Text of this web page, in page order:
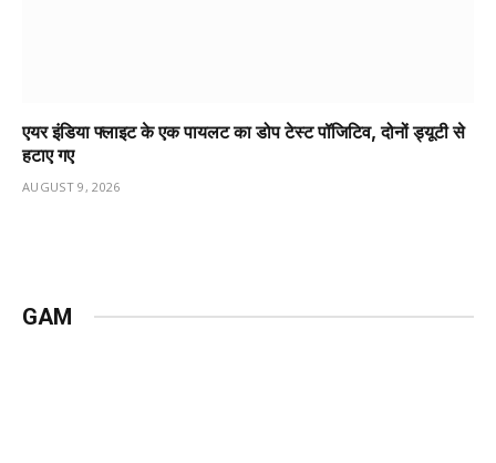
एयर इंडिया फ्लाइट के एक पायलट का डोप टेस्ट पॉजिटिव, दोनों ड्यूटी से
हटाए गए
AUGUST 9, 2026
GAM